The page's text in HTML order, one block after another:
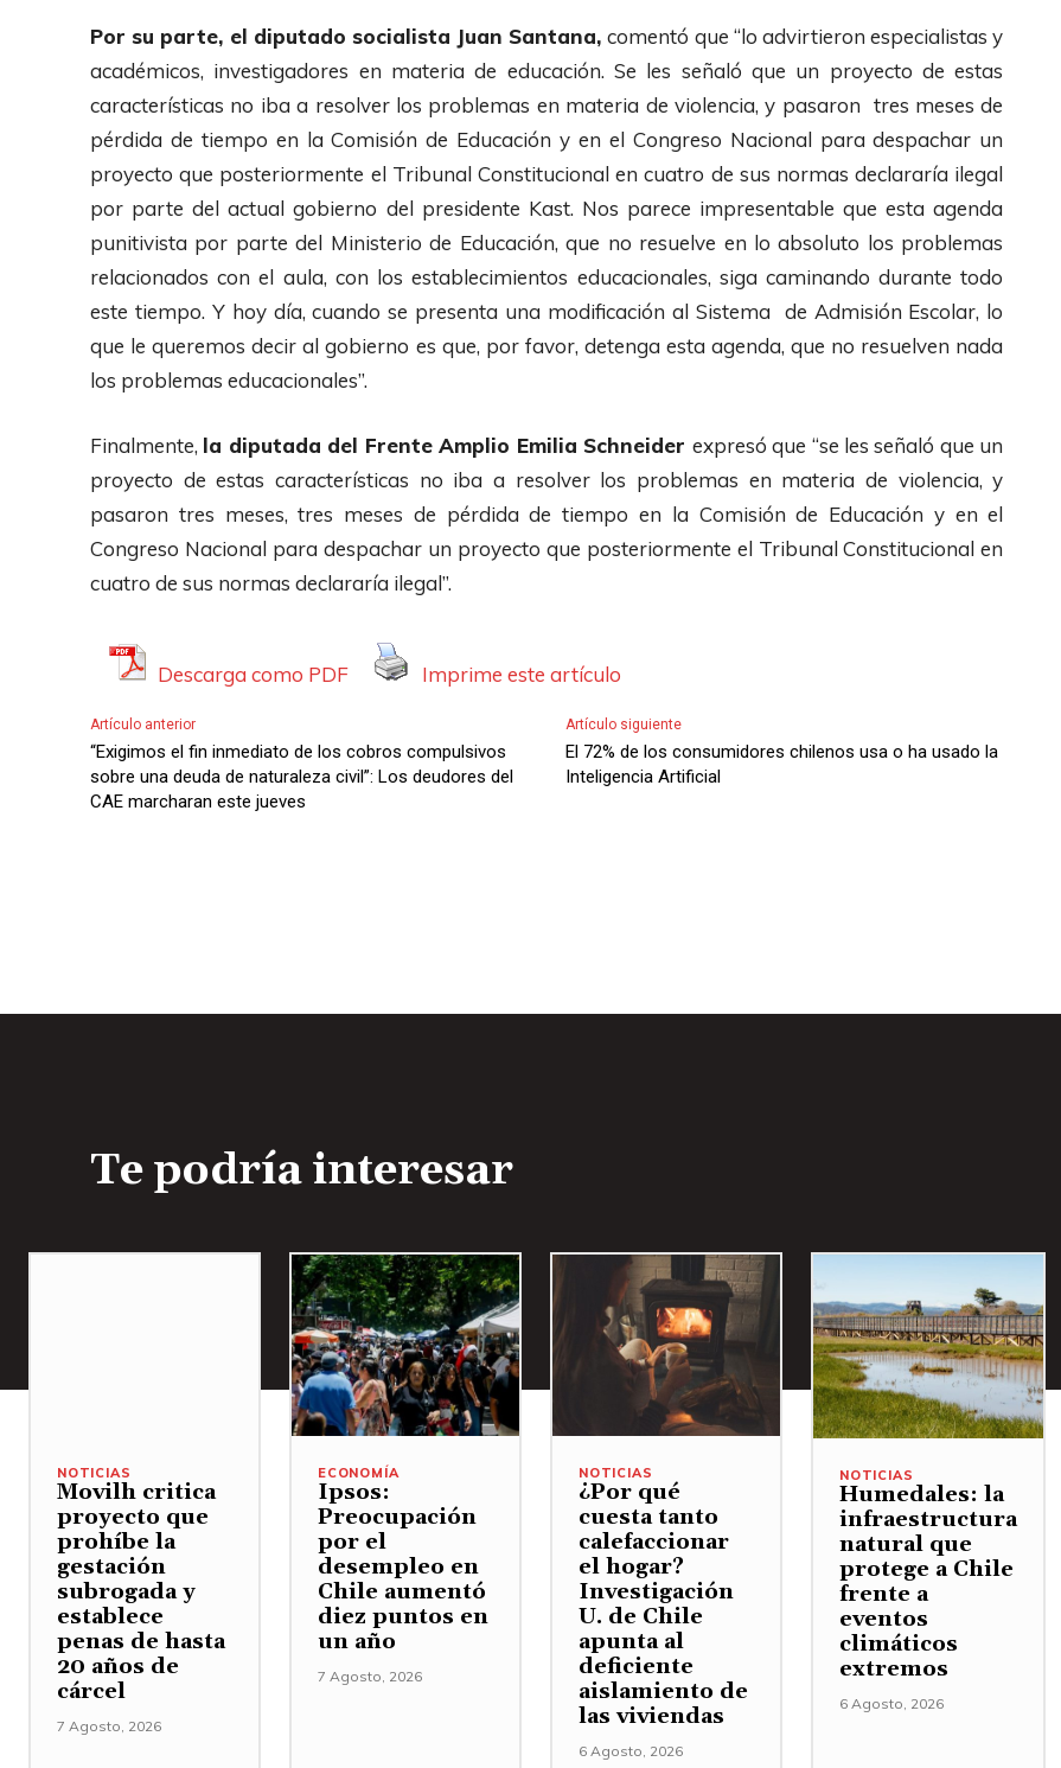
Por su parte, el diputado socialista Juan Santana,comentó que “lo advirtieron especialistas y
académicos, investigadores en materia de educación. Se les señaló que un proyecto de estas
características no iba a resolver los problemas en materia de violencia, y pasaron tres meses de
pérdida de tiempo en la Comisión de Educación y en el Congreso Nacional para despachar un
proyecto que posteriormente el Tribunal Constitucional en cuatro de sus normas declararía ilegal
por parte del actual gobierno del presidente Kast. Nos parece impresentable que esta agenda
punitivista por parte del Ministerio de Educación, que no resuelve en lo absoluto los problemas
relacionados con el aula, con los establecimientos educacionales, siga caminando durante todo
este tiempo. Y hoy día, cuando se presenta una modificación al Sistema de Admisión Escolar, lo
que le queremos decir al gobierno es que, por favor, detenga esta agenda, que no resuelven nada
los problemas educacionales”.
Finalmente, la diputada del Frente Amplio Emilia Schneider expresó que “se les señaló que un
proyecto de estas características no iba a resolver los problemas en materia de violencia, y
pasaron tres meses, tres meses de pérdida de tiempo en la Comisión de Educación y en el
Congreso Nacional para despachar un proyecto que posteriormente el Tribunal Constitucional en
cuatro de sus normas declararía ilegal”.
Descarga como PDF Imprime este artículo
Artículo anterior
“Exigimos el fin inmediato de los cobros compulsivos
sobre una deuda de naturaleza civil”: Los deudores del
CAE marcharan este jueves
Artículo siguiente
El 72% de los consumidores chilenos usa o ha usado la
Inteligencia Artificial
Te podría interesar
NOTICIAS
Movilh critica
proyecto que
prohíbe la
gestación
subrogada y
establece
penas de hasta
20 años de
cárcel
7 Agosto, 2026
ECONOMÍA
Ipsos:
Preocupación
por el
desempleo en
Chile aumentó
diez puntos en
un año
7 Agosto, 2026
NOTICIAS
¿Por qué
cuesta tanto
calefaccionar
el hogar?
Investigación
U. de Chile
apunta al
deficiente
aislamiento de
las viviendas
6 Agosto, 2026
NOTICIAS
Humedales: la
infraestructura
natural que
protege a Chile
frente a
eventos
climáticos
extremos
6 Agosto, 2026